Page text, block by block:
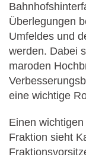
Überlegungen
Umfeldes und
werden. Dabei
maroden
eine wichtige
Einen
Fraktion sieht